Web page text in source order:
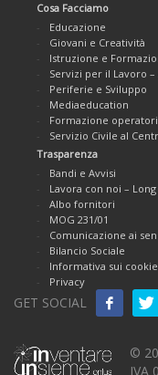
Cosa Facciamo
Educazione
Giovani e Creatività
Istruzione e
Servizi per il Lavoro –
Periferie e Sviluppo
Mediaeducation
Formazione operatori
Servizio Civile al
Trasparenza
Bandi e Avvisi
Lavora con noi –
Albo fornitori
MOG 231/01
Comunicazione ai
Bilancio Sociale
Informativa sui
Privacy
GET SOCIAL
©
IVA